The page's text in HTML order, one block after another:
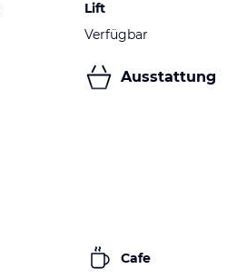
Lift
Verfügbar
Ausstattung
Cafe